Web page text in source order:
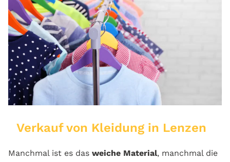
Verkauf von Kleidung in Lenzen
Manchmal ist es das weiche Material, manchmal die